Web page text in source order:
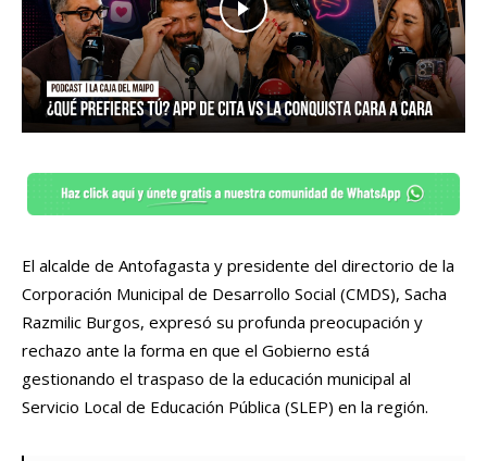
El alcalde de Antofagasta y presidente del directorio de la
Corporación Municipal de Desarrollo Social (CMDS), Sacha
Razmilic Burgos, expresó su profunda preocupación y
rechazo ante la forma en que el Gobierno está
gestionando el traspaso de la educación municipal al
Servicio Local de Educación Pública (SLEP) en la región.